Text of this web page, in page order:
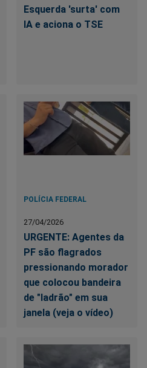
Esquerda 'surta' com
IA e aciona o TSE
POLÍCIA FEDERAL
27/04/2026
URGENTE: Agentes da
PF são flagrados
pressionando morador
que colocou bandeira
de "ladrão" em sua
janela (veja o vídeo)